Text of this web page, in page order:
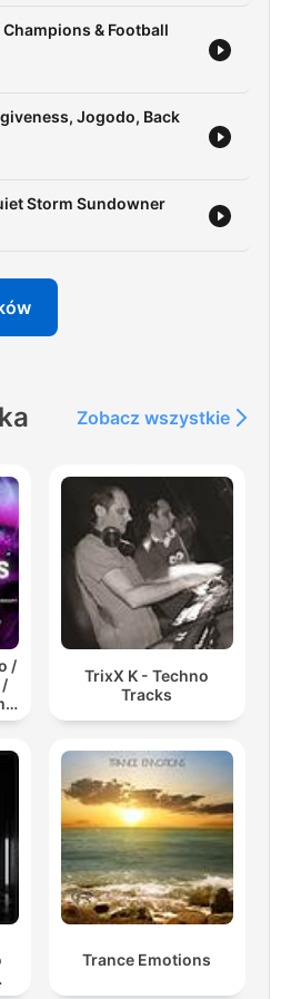
Champions & Football
Jogodo, Back
Storm Sundowner
Zobacz wszystkie
/
/
/
TrixX K - Techno
Tracks
Trance Emotions